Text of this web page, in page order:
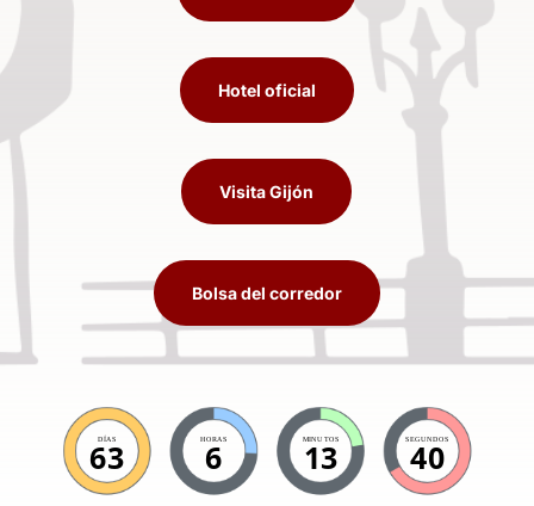
Hotel oficial
Visita Gijón
Bolsa del corredor
DÍAS
63 HORAS
6 MINUTOS
13 SEGUNDOS
39